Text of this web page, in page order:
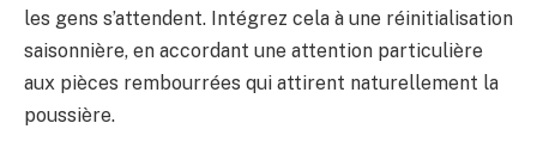
les gens s’attendent. Intégrez cela à une réinitialisation
saisonnière, en accordant une attention particulière
aux pièces rembourrées qui attirent naturellement la
poussière.